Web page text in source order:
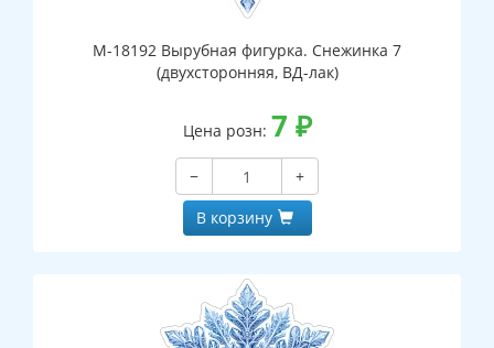
М-18192 Вырубная фигурка. Снежинка 7
(двухсторонняя, ВД-лак)
Цена розн: 7 ₽
−
+
В корзину